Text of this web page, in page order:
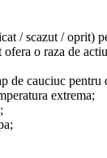
/ scazut / oprit)
o raza de
de cauciuc
extrema;